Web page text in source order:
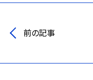
前の記事